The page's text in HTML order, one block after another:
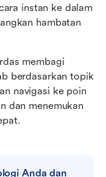
instan ke dalam
hambatan
membagi
berdasarkan topik
navigasi ke poin
dan menemukan
Anda dan